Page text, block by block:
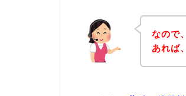
なので
あれば